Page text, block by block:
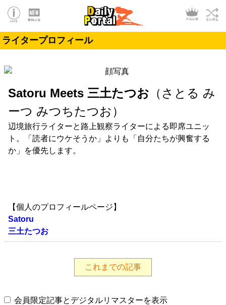
ライタープロフィール
Satoru Meets 三土たつお （さとる み
ーつ みつちたつお）
辺境旅行ライターと路上観察ライターによる即席ユニッ
ト。「読者にウケそうか」よりも「自分たちが興奮する
か」を優先します。
【個人のプロフィールページ】
Satoru
三土たつお
これまでの記事
会員限定記事とデジタルリマスターを表示